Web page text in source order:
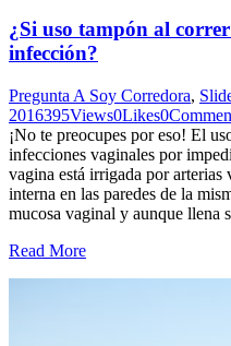
¿Si uso tampón al
infección?
Pregunta A Soy Corredora,
2016395Views0Likes0
¡No te preocupes por eso! El
infecciones vaginales por
vagina está irrigada por arterias
interna en las paredes de la
mucosa vaginal y aunque
Read More